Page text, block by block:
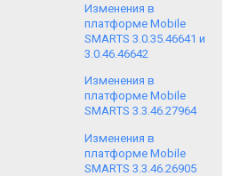
Изменения в
платформе Mobile
SMARTS 3.0.35.46641 и
3.0.46.46642
Изменения в
платформе Mobile
SMARTS 3.3.46.27964
Изменения в
платформе Mobile
SMARTS 3.3.46.26905